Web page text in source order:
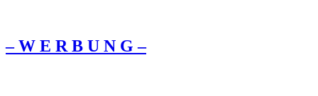
– W Ε R Β U Ν G –